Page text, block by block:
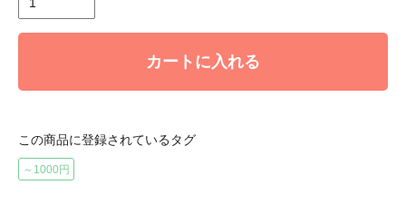
カートに入れる
この商品に登録されているタグ
～1000円